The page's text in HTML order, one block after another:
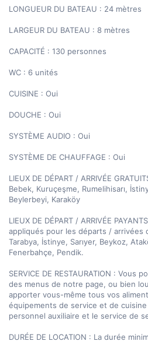
LONGUEUR DU BATEAU : 24 mètres
LARGEUR DU BATEAU : 8 mètres
CAPACITÉ : 130 personnes
WC : 6 unités
CUISINE : Oui
DOUCHE : Oui
SYSTÈME AUDIO : Oui
SYSTÈME DE CHAUFFAGE : Oui
LIEUX DE DÉPART / ARRIVÉE
Bebek, Kuruçeşme, Rumelihisarı,
Beylerbeyi, Karaköy
LIEUX DE DÉPART / ARRIVÉE
appliqués pour les départs / arrivées
Tarabya, İstinye, Sarıyer, Beykoz,
Fenerbahçe, Pendik.
SERVICE DE RESTAURATION : Vous
des menus de notre page, ou bien
apporter vous-même tous vos
équipements de service et de
personnel auxiliaire et le service de
DURÉE DE LOCATION : La durée